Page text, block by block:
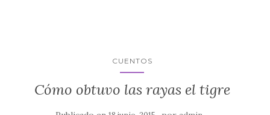
CUENTOS
Cómo obtuvo las rayas el tigre